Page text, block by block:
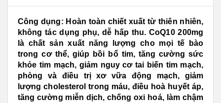
Công dụng: Hoàn toàn chiết xuất từ thiên nhiên,
không tác dụng phụ, dễ hấp thu. CoQ10 200mg
là chất sản xuất năng lượng cho mọi tế bào
trong cơ thể, giúp bồi bổ tim, tăng cường sức
khỏe tim mạch, giảm nguy cơ tai biến tim mạch,
phòng và điều trị xơ vữa động mạch, giảm
lượng cholesterol trong máu, điều hoà huyết áp,
tăng cường miễn dịch, chống oxi hoá, làm chậm